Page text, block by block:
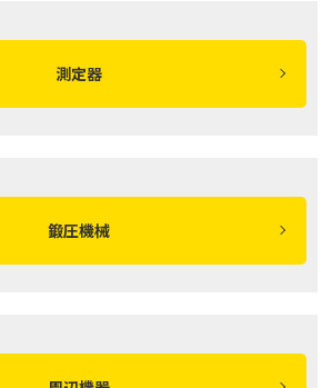
測定器
鍛圧機械